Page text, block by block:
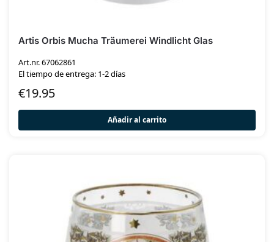
Artis Orbis Mucha Träumerei Windlicht Glas
Art.nr. 67062861
El tiempo de entrega: 1-2 días
€19.95
Añadir al carrito